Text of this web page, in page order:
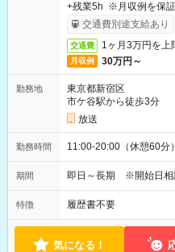
+残業5h ※月収例を保
取りサービス利用可（利
交通費別途支給あり
交通費 1ヶ月3万円を上
月収例 30万円～
勤務地
東京都新宿区
市ケ谷駅から徒歩3分
放送
勤務時間 11:00-20:00（休憩60分
期間 即日～長期 ※開始日相
特徴 履歴書不要
気になる！